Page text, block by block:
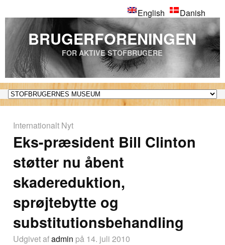
English Danish
BRUGERFORENINGEN
FOR AKTIVE STOFBRUGERE
Internationalt Nyt
Eks-præsident Bill Clinton
støtter nu åbent
skadereduktion,
sprøjtebytte og
substitutionsbehandling
Udgivet afadmin på 14. juli 2010